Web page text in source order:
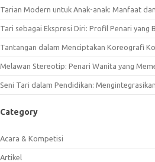
Tarian Modern untuk Anak-anak: Manfaat
Tari sebagai Ekspresi Diri: Profil Penari yang
Tantangan dalam Menciptakan Koreografi
Melawan Stereotip: Penari Wanita yang
Seni Tari dalam Pendidikan:
Category
Acara & Kompetisi
Artikel